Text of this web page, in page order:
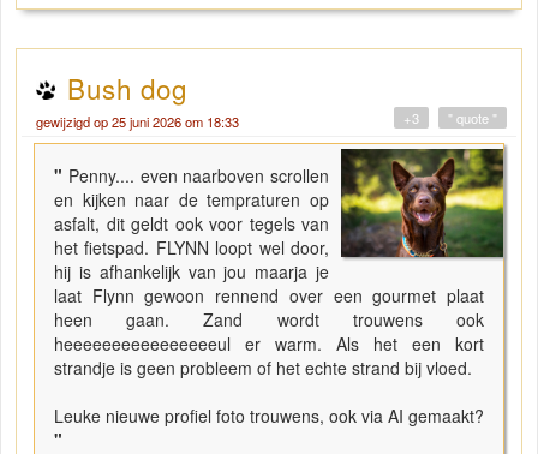
Bush dog
gewijzigd op 25 juni 2026 om 18:33 " quote "
+3
" Penny.... even naarboven scrollen
en kijken naar de tempraturen op
asfalt, dit geldt ook voor tegels van
het fietspad. FLYNN loopt wel door,
hij is afhankelijk van jou maarja je
laat Flynn gewoon rennend over een gourmet plaat
heen gaan. Zand wordt trouwens ook
heeeeeeeeeeeeeeeeul er warm. Als het een kort
strandje is geen probleem of het echte strand bij vloed.
Leuke nieuwe profiel foto trouwens, ook via AI gemaakt?
"